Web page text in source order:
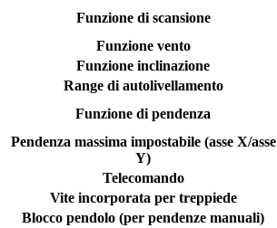
Funzione di scansione
Funzione vento
Funzione inclinazione
Range di autolivellamento
Funzione di pendenza
Pendenza massima impostabile (asse X/asse
Y)
Telecomando
Vite incorporata per treppiede
Blocco pendolo (per pendenze manuali)